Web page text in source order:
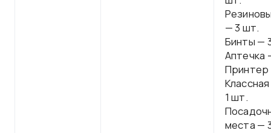
— 3 шт.
Бинты —
Аптечка
Принтер
1 шт.
места —